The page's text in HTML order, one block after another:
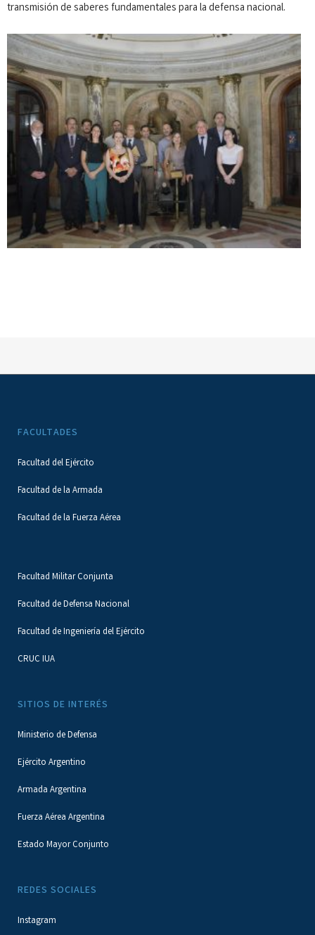
transmisión de saberes fundamentales para la defensa nacional.
FACULTADES
Facultad del Ejército
Facultad de la Armada
Facultad de la Fuerza Aérea
Facultad Militar Conjunta
Facultad de Defensa Nacional
Facultad de Ingeniería del Ejército
CRUC IUA
SITIOS DE INTERÉS
Ministerio de Defensa
Ejército Argentino
Armada Argentina
Fuerza Aérea Argentina
Estado Mayor Conjunto
REDES SOCIALES
Instagram